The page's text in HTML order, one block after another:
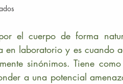
el cuerpo de forma
en laboratorio y es cuando
sinónimos. Tiene
a una potencial